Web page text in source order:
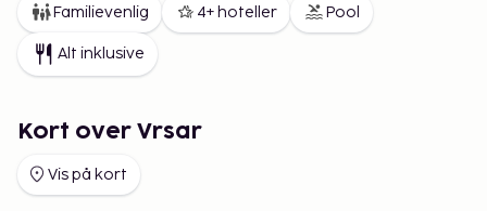
Familievenlig 4+ hoteller Pool
Alt inklusive
Kort over Vrsar
Vis på kort